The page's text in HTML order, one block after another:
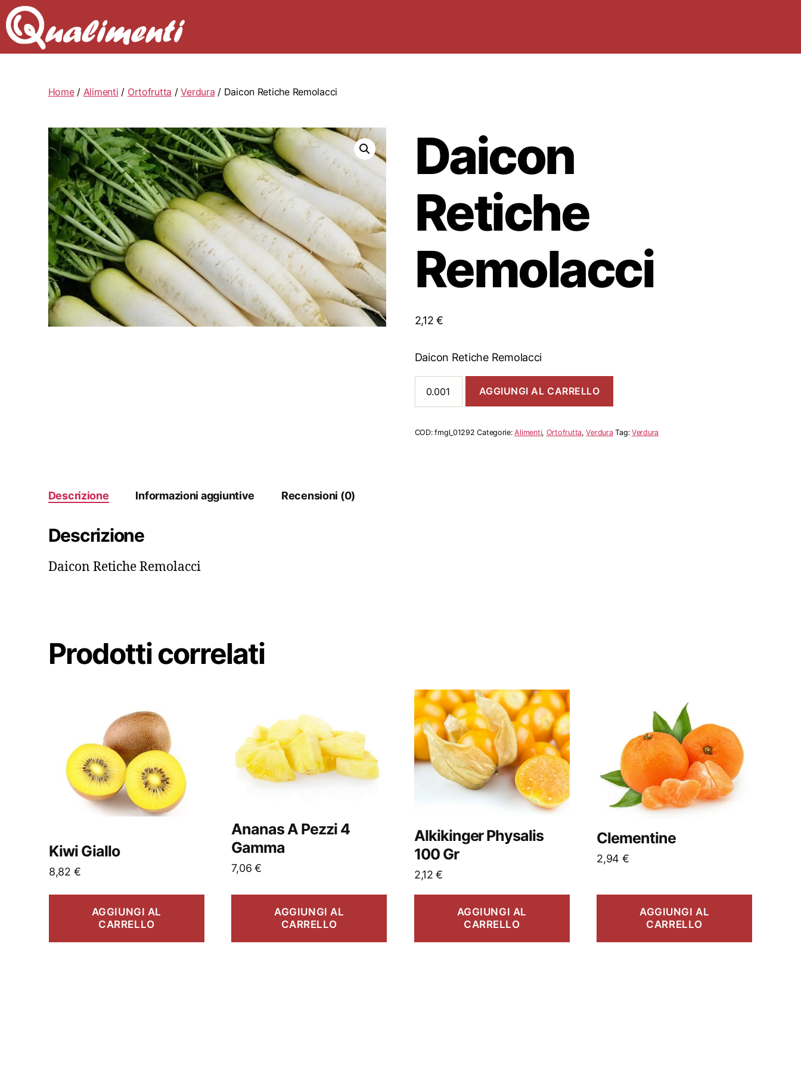
Home/ Alimenti / Ortofrutta /Verdura / Daicon Retiche Remolacci
Daicon
Retiche
Remolacci
2,12€
Daicon Retiche Remolacci
Retiche
Remolacci
AGGIUNGI AL CARRELLO
COD:fmgl_01292 Categorie:Alimenti, Ortofrutta,Verdura Tag: Verdura
Descrizione Informazioni aggiuntive Recensioni (0)
Descrizione
Daicon Retiche Remolacci
Prodotti correlati
Kiwi Giallo
8,82 €
AGGIUNGI AL
CARRELLO
Ananas A Pezzi 4
Gamma
7,06€
AGGIUNGI AL
CARRELLO
Alkikinger Physalis
100 Gr
2,12€
AGGIUNGI AL
CARRELLO
Clementine
2,94 €
AGGIUNGI AL
CARRELLO